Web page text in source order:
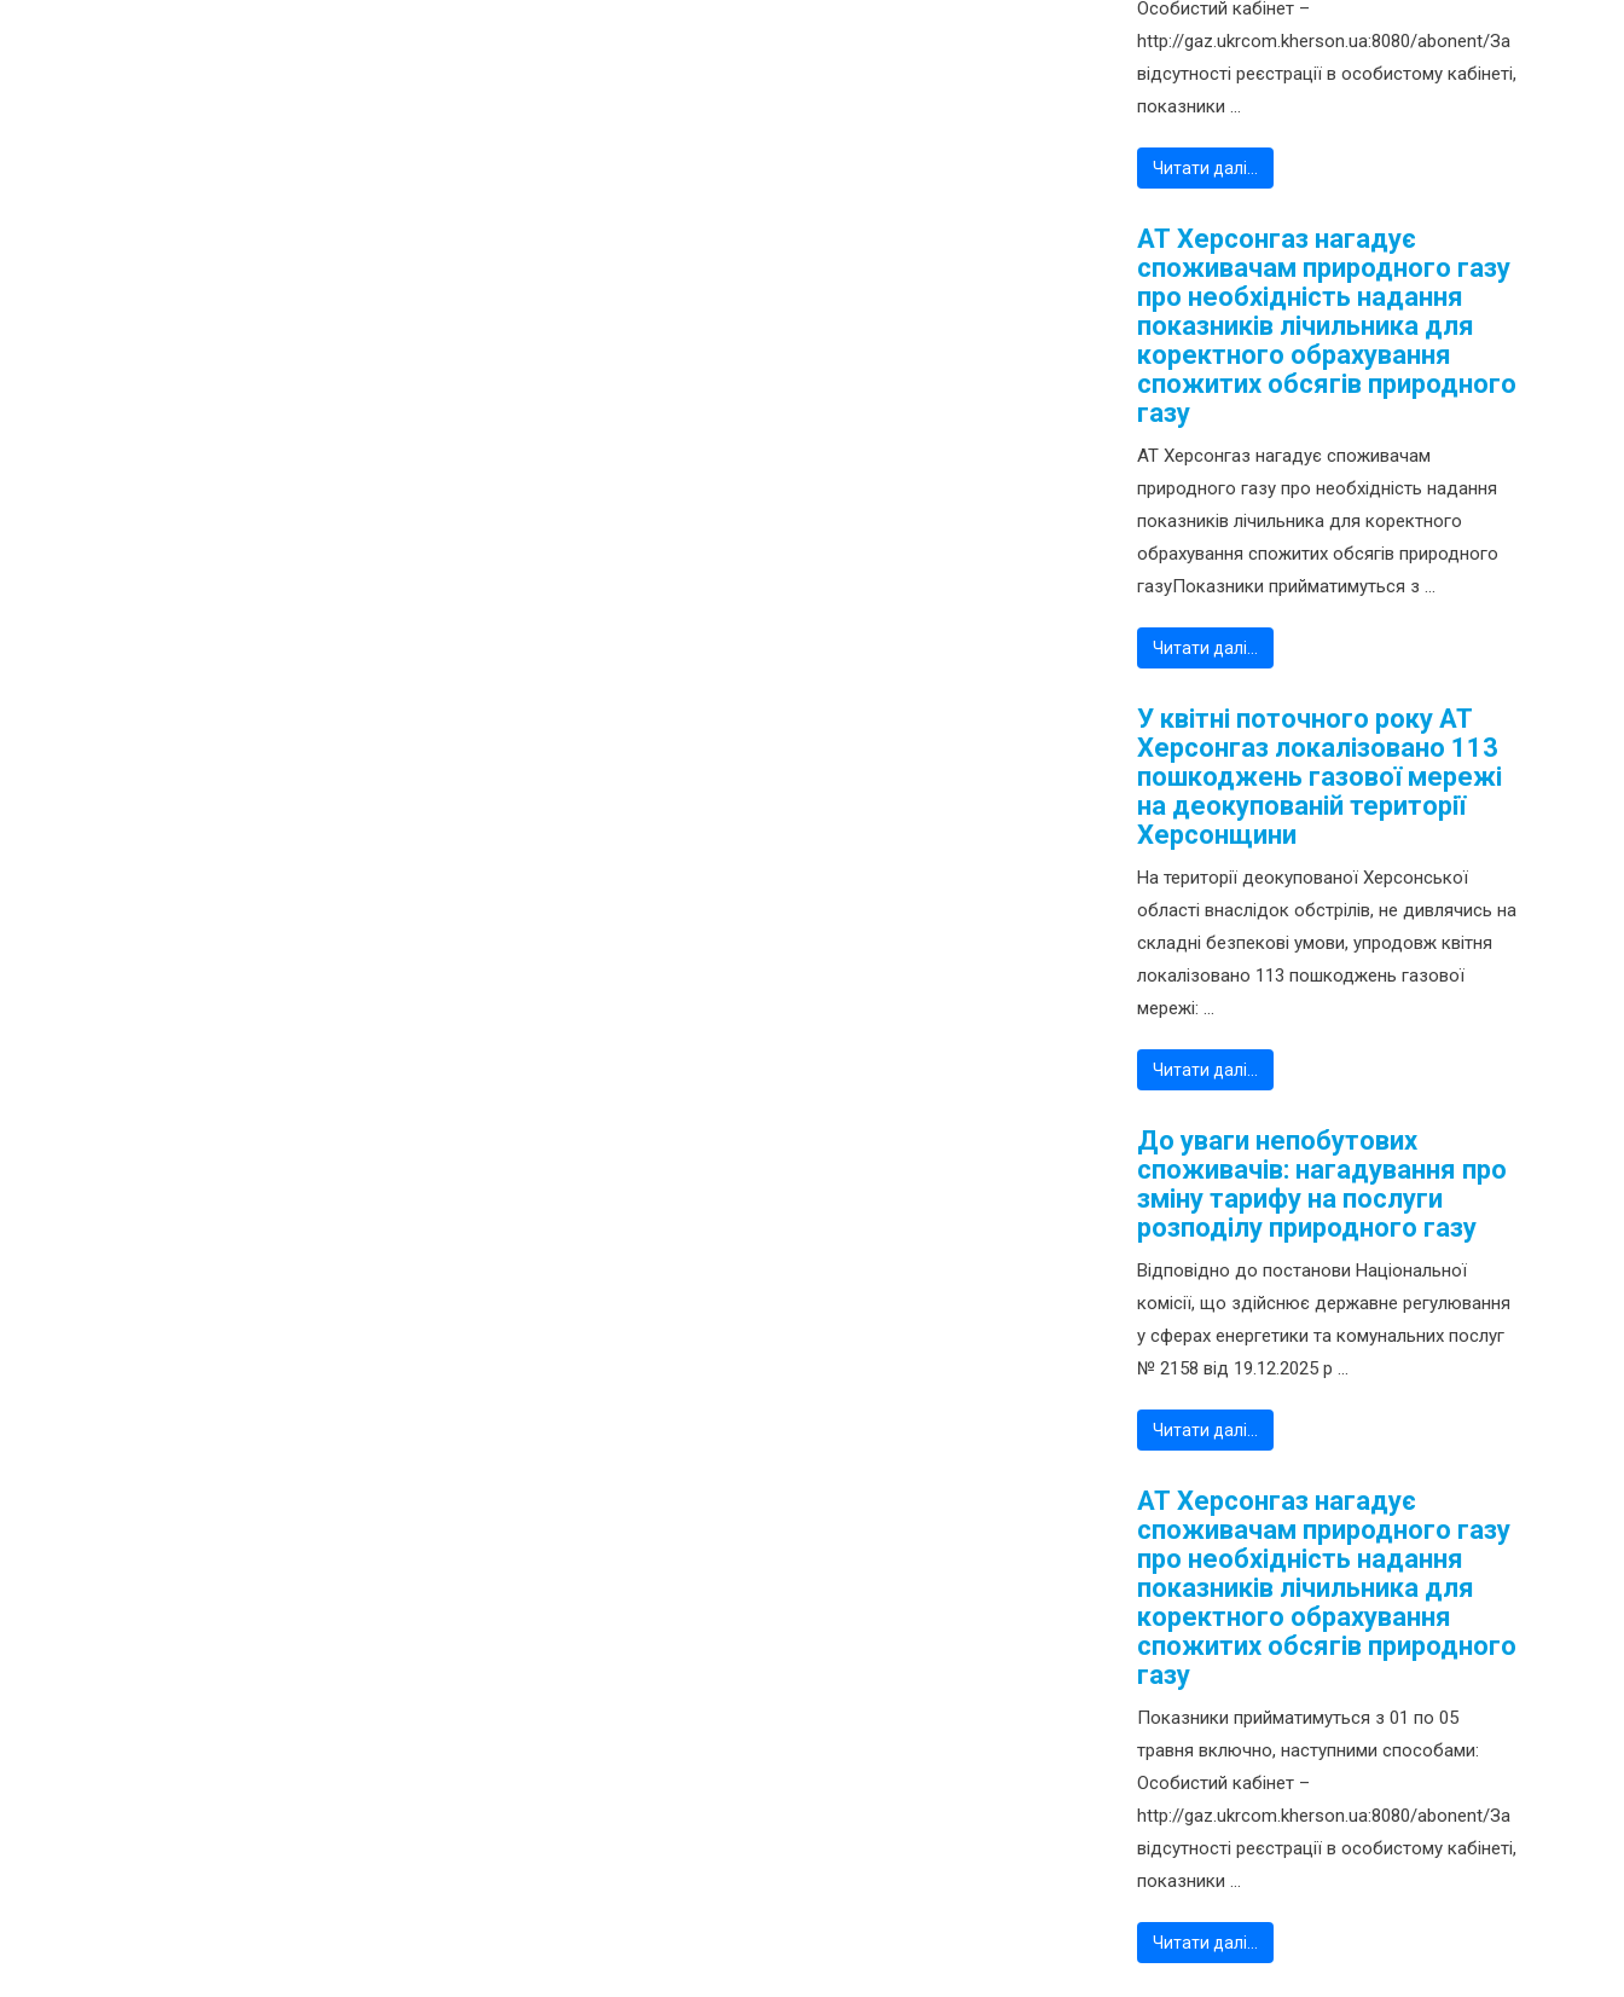
Особистий кабінет –
http://gaz.ukrcom.kherson.ua:8080/abonent/За
відсутності реєстрації в особистому кабінеті,
показники ...
Читати далі…
АТ Херсонгаз нагадує
споживачам природного газу
про необхідність надання
показників лічильника для
коректного обрахування
спожитих обсягів природного
газу
АТ Херсонгаз нагадує споживачам
природного газу про необхідність надання
показників лічильника для коректного
обрахування спожитих обсягів природного
газуПоказники прийматимуться з ...
Читати далі…
У квітні поточного року АТ
Херсонгаз локалізовано 113
пошкоджень газової мережі
на деокупованій території
Херсонщини
На території деокупованої Херсонської
області внаслідок обстрілів, не дивлячись на
складні безпекові умови, упродовж квітня
локалізовано 113 пошкоджень газової
мережі: ...
Читати далі…
До уваги непобутових
споживачів: нагадування про
зміну тарифу на послуги
розподілу природного газу
Відповідно до постанови Національної
комісії, що здійснює державне регулювання
у сферах енергетики та комунальних послуг
№ 2158 від 19.12.2025 р ...
Читати далі…
АТ Херсонгаз нагадує
споживачам природного газу
про необхідність надання
показників лічильника для
коректного обрахування
спожитих обсягів природного
газу
Показники прийматимуться з 01 по 05
травня включно, наступними способами:
Особистий кабінет –
http://gaz.ukrcom.kherson.ua:8080/abonent/За
відсутності реєстрації в особистому кабінеті,
показники ...
Читати далі…